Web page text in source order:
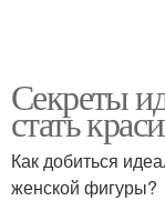
Секреты
стать
Как добиться
женской фигуры?